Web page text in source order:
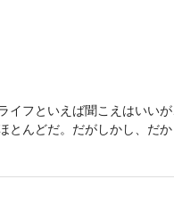
イフといえば聞こえはいい
んどだ。だがしかし、だか
員・高山政太郎とその家族が
き者、それぞれの想いを交